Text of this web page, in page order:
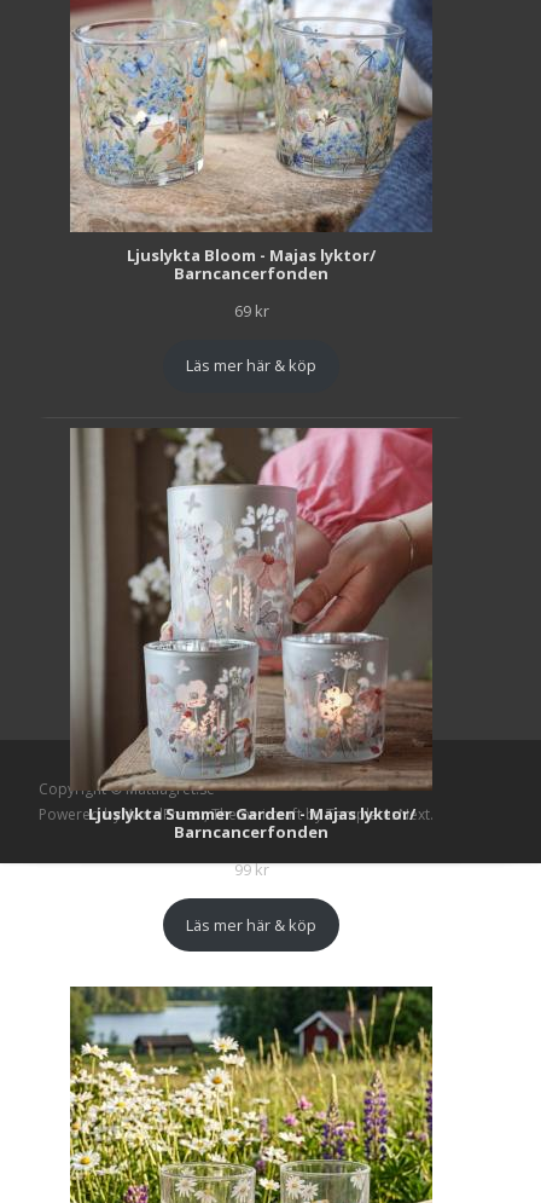
Ljuslykta Bloom - Majas lyktor/
Barncancerfonden
69 kr
Läs mer här & köp
Ljuslykta Summer Garden - Majas lyktor/
Barncancerfonden
99kr
Läs mer här & köp
Copyright © Mattlagret.se
Powered by WordPress, Themei-craftby TemplatesNext.